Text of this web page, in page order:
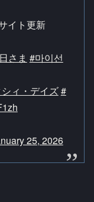
イト更新
さま #마이선
ィ・デイズ#
25, 2026